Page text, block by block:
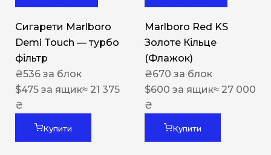
Сигарети Marlboro
Demi Touch — турбо
фільтр
₴536 за блок
$475 за ящик≈ 21 375
₴
Купити
Marlboro Red KS
Золоте Кільце
(Флажок)
₴670 за блок
$600 за ящик≈ 27 000
₴
Купити